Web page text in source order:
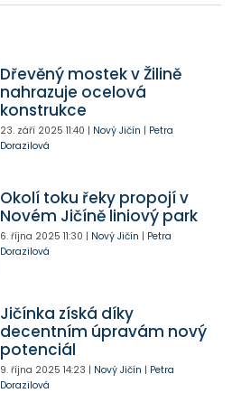
Dřevěný mostek v Žilině
nahrazuje ocelová
konstrukce
23. září 2025 11:40 | Nový Jičín | Petra
Dorazilová
Okolí toku řeky propojí v
Novém Jičíně liniový park
6. října 2025 11:30 | Nový Jičín | Petra
Dorazilová
Jičínka získá díky
decentním úpravám nový
potenciál
9. října 2025 14:23 | Nový Jičín | Petra
Dorazilová